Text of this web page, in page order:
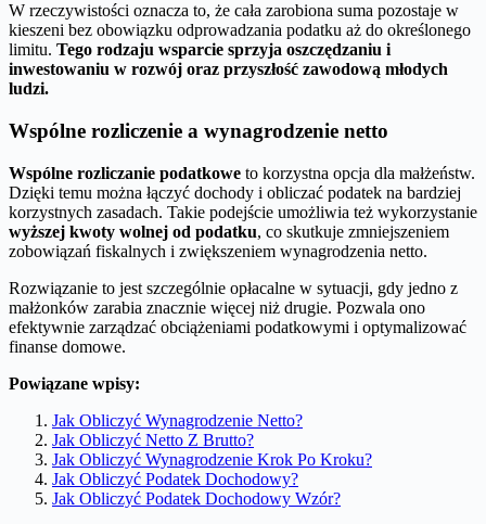
W rzeczywistości oznacza to, że cała zarobiona suma pozostaje w
kieszeni bez obowiązku odprowadzania podatku aż do określonego
limitu. Tego rodzaju wsparcie sprzyja oszczędzaniu i
inwestowaniu w rozwój oraz przyszłość zawodową młodych
ludzi.
Wspólne rozliczenie a wynagrodzenie netto
Wspólne rozliczanie podatkowe to korzystna opcja dla małżeństw.
Dzięki temu można łączyć dochody i obliczać podatek na bardziej
korzystnych zasadach. Takie podejście umożliwia też wykorzystanie
wyższej kwoty wolnej od podatku, co skutkuje zmniejszeniem
zobowiązań fiskalnych i zwiększeniem wynagrodzenia netto.
Rozwiązanie to jest szczególnie opłacalne w sytuacji, gdy jedno z
małżonków zarabia znacznie więcej niż drugie. Pozwala ono
efektywnie zarządzać obciążeniami podatkowymi i optymalizować
finanse domowe.
Powiązane wpisy:
Jak Obliczyć Wynagrodzenie Netto?
Jak Obliczyć Netto Z Brutto?
Jak Obliczyć Wynagrodzenie Krok Po Kroku?
Jak Obliczyć Podatek Dochodowy?
Jak Obliczyć Podatek Dochodowy Wzór?